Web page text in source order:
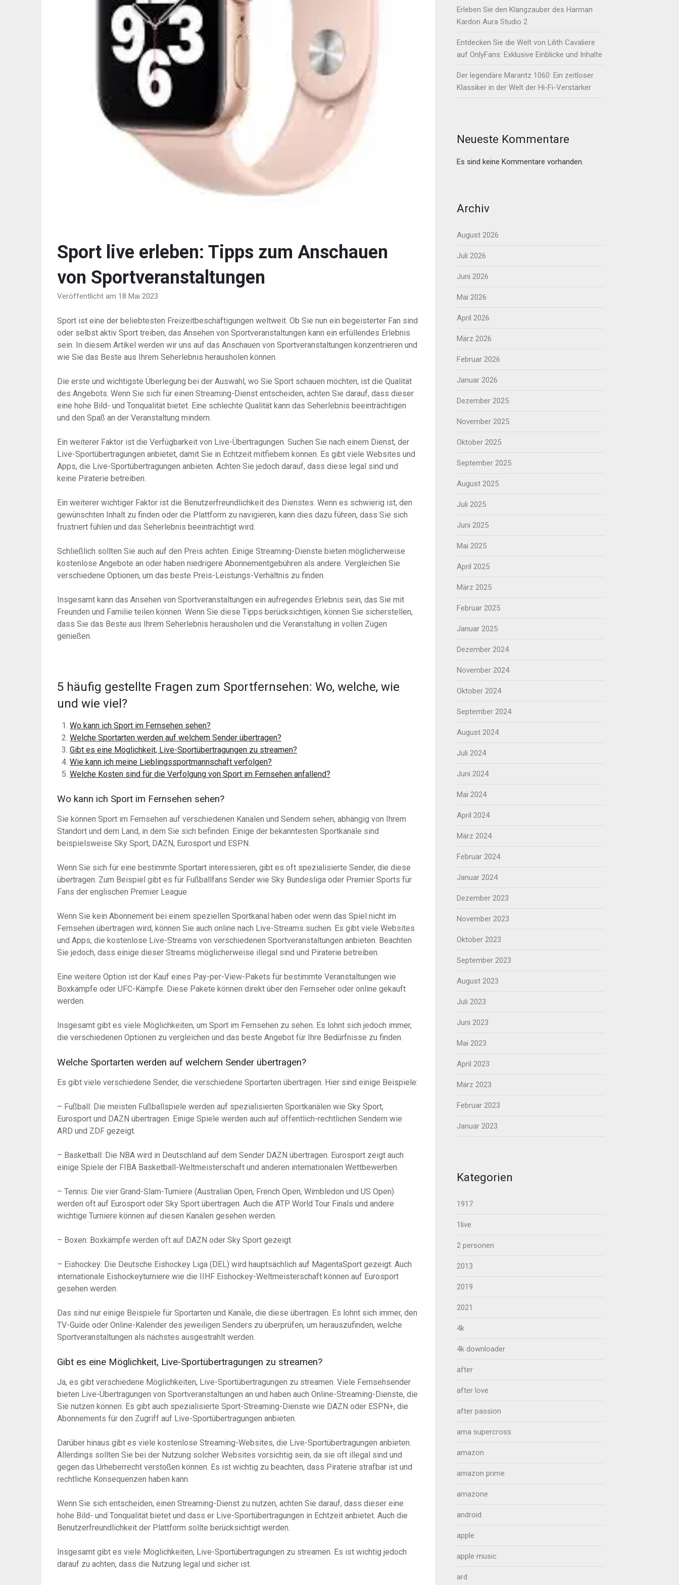
Sport live erleben: Tipps zum Anschauen
von Sportveranstaltungen
Veröffentlicht am 18 Mai 2023
Sport ist eine der beliebtesten Freizeitbeschäftigungen weltweit. Ob Sie nun ein begeisterter Fan sind
oder selbst aktiv Sport treiben, das Ansehen von Sportveranstaltungen kann ein erfüllendes Erlebnis
sein. In diesem Artikel werden wir uns auf das Anschauen von Sportveranstaltungen konzentrieren und
wie Sie das Beste aus Ihrem Seherlebnis herausholen können.
Die erste und wichtigste Überlegung bei der Auswahl, wo Sie Sport schauen möchten, ist die Qualität
des Angebots. Wenn Sie sich für einen Streaming-Dienst entscheiden, achten Sie darauf, dass dieser
eine hohe Bild- und Tonqualität bietet. Eine schlechte Qualität kann das Seherlebnis beeinträchtigen
und den Spaß an der Veranstaltung mindern.
Ein weiterer Faktor ist die Verfügbarkeit von Live-Übertragungen. Suchen Sie nach einem Dienst, der
Live-Sportübertragungen anbietet, damit Sie in Echtzeit mitfiebern können. Es gibt viele Websites und
Apps, die Live-Sportübertragungen anbieten. Achten Sie jedoch darauf, dass diese legal sind und
keine Piraterie betreiben.
Ein weiterer wichtiger Faktor ist die Benutzerfreundlichkeit des Dienstes. Wenn es schwierig ist, den
gewünschten Inhalt zu finden oder die Plattform zu navigieren, kann dies dazu führen, dass Sie sich
frustriert fühlen und das Seherlebnis beeinträchtigt wird.
Schließlich sollten Sie auch auf den Preis achten. Einige Streaming-Dienste bieten möglicherweise
kostenlose Angebote an oder haben niedrigere Abonnementgebühren als andere. Vergleichen Sie
verschiedene Optionen, um das beste Preis-Leistungs-Verhältnis zu finden.
Insgesamt kann das Ansehen von Sportveranstaltungen ein aufregendes Erlebnis sein, das Sie mit
Freunden und Familie teilen können. Wenn Sie diese Tipps berücksichtigen, können Sie sicherstellen,
dass Sie das Beste aus Ihrem Seherlebnis herausholen und die Veranstaltung in vollen Zügen
genießen.
5 häufig gestellte Fragen zum Sportfernsehen: Wo, welche, wie
und wie viel?
Wo kann ich Sport im Fernsehen sehen?
Welche Sportarten werden auf welchem Sender übertragen?
Gibt es eine Möglichkeit, Live-Sportübertragungen zu streamen?
Wie kann ich meine Lieblingssportmannschaft verfolgen?
Welche Kosten sind für die Verfolgung von Sport im Fernsehen anfallend?
Wo kann ich Sport im Fernsehen sehen?
Sie können Sport im Fernsehen auf verschiedenen Kanälen und Sendern sehen, abhängig von Ihrem
Standort und dem Land, in dem Sie sich befinden. Einige der bekanntesten Sportkanäle sind
beispielsweise Sky Sport, DAZN, Eurosport und ESPN.
Wenn Sie sich für eine bestimmte Sportart interessieren, gibt es oft spezialisierte Sender, die diese
übertragen. Zum Beispiel gibt es für Fußballfans Sender wie Sky Bundesliga oder Premier Sports für
Fans der englischen Premier League.
Wenn Sie kein Abonnement bei einem speziellen Sportkanal haben oder wenn das Spiel nicht im
Fernsehen übertragen wird, können Sie auch online nach Live-Streams suchen. Es gibt viele Websites
und Apps, die kostenlose Live-Streams von verschiedenen Sportveranstaltungen anbieten. Beachten
Sie jedoch, dass einige dieser Streams möglicherweise illegal sind und Piraterie betreiben.
Eine weitere Option ist der Kauf eines Pay-per-View-Pakets für bestimmte Veranstaltungen wie
Boxkämpfe oder UFC-Kämpfe. Diese Pakete können direkt über den Fernseher oder online gekauft
werden.
Insgesamt gibt es viele Möglichkeiten, um Sport im Fernsehen zu sehen. Es lohnt sich jedoch immer,
die verschiedenen Optionen zu vergleichen und das beste Angebot für Ihre Bedürfnisse zu finden.
Welche Sportarten werden auf welchem Sender übertragen?
Es gibt viele verschiedene Sender, die verschiedene Sportarten übertragen. Hier sind einige Beispiele:
– Fußball: Die meisten Fußballspiele werden auf spezialisierten Sportkanälen wie Sky Sport,
Eurosport und DAZN übertragen. Einige Spiele werden auch auf öffentlich-rechtlichen Sendern wie
ARD und ZDF gezeigt.
– Basketball: Die NBA wird in Deutschland auf dem Sender DAZN übertragen. Eurosport zeigt auch
einige Spiele der FIBA Basketball-Weltmeisterschaft und anderen internationalen Wettbewerben.
– Tennis: Die vier Grand-Slam-Turniere (Australian Open, French Open, Wimbledon und US Open)
werden oft auf Eurosport oder Sky Sport übertragen. Auch die ATP World Tour Finals und andere
wichtige Turniere können auf diesen Kanälen gesehen werden.
– Boxen: Boxkämpfe werden oft auf DAZN oder Sky Sport gezeigt.
– Eishockey: Die Deutsche Eishockey Liga (DEL) wird hauptsächlich auf MagentaSport gezeigt. Auch
internationale Eishockeyturniere wie die IIHF Eishockey-Weltmeisterschaft können auf Eurosport
gesehen werden.
Das sind nur einige Beispiele für Sportarten und Kanäle, die diese übertragen. Es lohnt sich immer, den
TV-Guide oder Online-Kalender des jeweiligen Senders zu überprüfen, um herauszufinden, welche
Sportveranstaltungen als nächstes ausgestrahlt werden.
Gibt es eine Möglichkeit, Live-Sportübertragungen zu streamen?
Ja, es gibt verschiedene Möglichkeiten, Live-Sportübertragungen zu streamen. Viele Fernsehsender
bieten Live-Übertragungen von Sportveranstaltungen an und haben auch Online-Streaming-Dienste, die
Sie nutzen können. Es gibt auch spezialisierte Sport-Streaming-Dienste wie DAZN oder ESPN+, die
Abonnements für den Zugriff auf Live-Sportübertragungen anbieten.
Darüber hinaus gibt es viele kostenlose Streaming-Websites, die Live-Sportübertragungen anbieten.
Allerdings sollten Sie bei der Nutzung solcher Websites vorsichtig sein, da sie oft illegal sind und
gegen das Urheberrecht verstoßen können. Es ist wichtig zu beachten, dass Piraterie strafbar ist und
rechtliche Konsequenzen haben kann.
Wenn Sie sich entscheiden, einen Streaming-Dienst zu nutzen, achten Sie darauf, dass dieser eine
hohe Bild- und Tonqualität bietet und dass er Live-Sportübertragungen in Echtzeit anbietet. Auch die
Benutzerfreundlichkeit der Plattform sollte berücksichtigt werden.
Insgesamt gibt es viele Möglichkeiten, Live-Sportübertragungen zu streamen. Es ist wichtig jedoch
darauf zu achten, dass die Nutzung legal und sicher ist.
Erleben Sie den Klangzauber des Harman
Kardon Aura Studio 2
Entdecken Sie die Welt von Lilith Cavaliere
auf OnlyFans: Exklusive Einblicke und Inhalte
Der legendäre Marantz 1060: Ein zeitloser
Klassiker in der Welt der Hi-Fi-Verstärker
Neueste Kommentare
Es sind keine Kommentare vorhanden.
Archiv
August 2026
Juli 2026
Juni 2026
Mai 2026
April 2026
März 2026
Februar 2026
Januar 2026
Dezember 2025
November 2025
Oktober 2025
September 2025
August 2025
Juli 2025
Juni 2025
Mai 2025
April 2025
März 2025
Februar 2025
Januar 2025
Dezember 2024
November 2024
Oktober 2024
September 2024
August 2024
Juli 2024
Juni 2024
Mai 2024
April 2024
März 2024
Februar 2024
Januar 2024
Dezember 2023
November 2023
Oktober 2023
September 2023
August 2023
Juli 2023
Juni 2023
Mai 2023
April 2023
März 2023
Februar 2023
Januar 2023
Kategorien
1917
1live
2 personen
2013
2019
2021
4k
4k downloader
after
after love
after passion
ama supercross
amazon
amazon prime
amazone
android
apple
apple music
ard